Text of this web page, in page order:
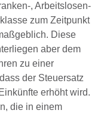
, Arbeitslosen-
zum Zeitpunkt
Diese
aber dem
zu einer
der Steuersatz
erhöht wird.
die in einem